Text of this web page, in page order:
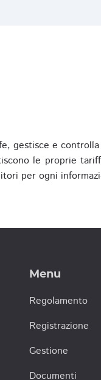
gestisce e
le proprie
per ogni
Menu
Regolamento
Registrazione
Gestione
Documenti